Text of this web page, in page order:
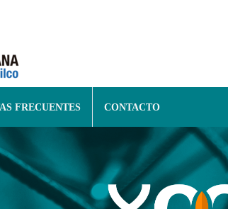
FRECUENTES CONTACTO